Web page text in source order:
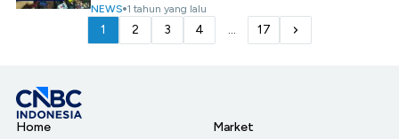
NEWS 1 tahun yang lalu
1 2 3 4 ... 17
Home
Market